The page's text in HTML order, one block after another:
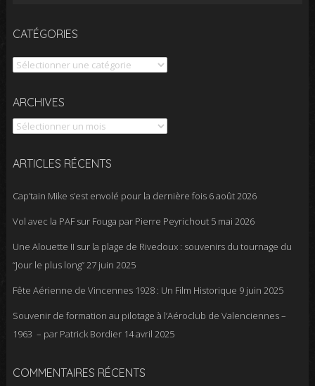
CATÉGORIES
Catégories
ARCHIVES
Archives
ARTICLES RÉCENTS
Cap’tain Mike s’est envolé pour la dernière fois 6 août 2026
Vol avec la PAF sur Fouga par Pierre Peyrichout 5 mai 2026
Une Alouette II sur la plage de Rivedoux : souvenirs du tournage du
“Jour le plus long”27 juin 2025
Fête Aérienne de Vincennes 1928 : Un Film Historique 9 juin 2025
Souvenir de formation au pilotage à l’Aéroclub de Valenciennes –
1963 – par Patrick Bordier 14 avril 2025
COMMENTAIRES RÉCENTS